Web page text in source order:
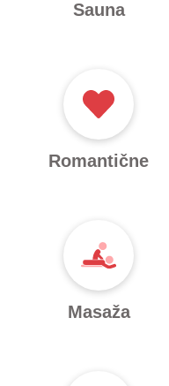
Sauna
Romantične
Masaža